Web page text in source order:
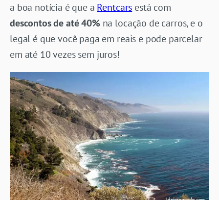
a boa notícia é que a Rentcars está com
descontos de até 40%na locação de carros, e o
legal é que você paga em reais e pode parcelar
em até 10 vezes sem juros!